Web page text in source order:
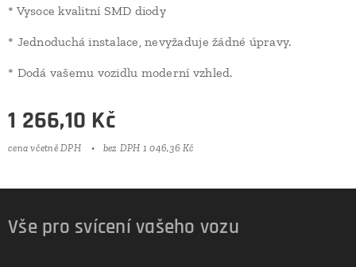
* Vysoce kvalitní SMD diody
* Jednoduchá instalace, nevyžaduje žádné úpravy.
* Dodá vašemu vozidlu moderní vzhled.
1 266,10 Kč
cena včetně DPH bez DPH 1 046,36 Kč
Vše pro svícení vašeho vozu